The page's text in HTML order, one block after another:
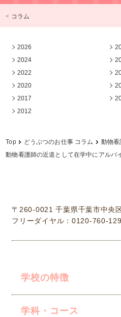
< コラム
2026
2024
2022
2020
2017
2012
Top どうぶつのお仕事 コラム
動物看
動物看護師の近道として在学中にアルバ
学校の特徴
学科・コース
〒260-0021 千葉県千葉市中央
フリーダイヤル：0120-760-129